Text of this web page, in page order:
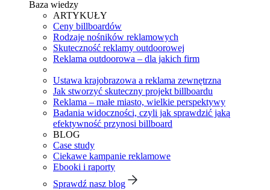
Baza wiedzy
ARTYKUŁY
Ceny billboardów
Rodzaje nośników reklamowych
Skuteczność reklamy outdoorowej
Reklama outdoorowa – dla jakich firm
Ustawa krajobrazowa a reklama zewnętrzna
Jak stworzyć skuteczny projekt billboardu
Reklama – małe miasto, wielkie perspektywy
Badania widoczności, czyli jak sprawdzić jaką
efektywność przynosi billboard
BLOG
Case study
Ciekawe kampanie reklamowe
Ebooki i raporty
Sprawdź nasz blog